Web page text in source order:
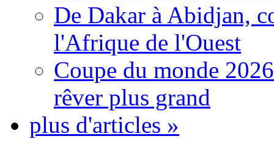
De Dakar à Abidjan,
l'Afrique de l'Ouest
Coupe du monde
rêver plus grand
plus d'articles »